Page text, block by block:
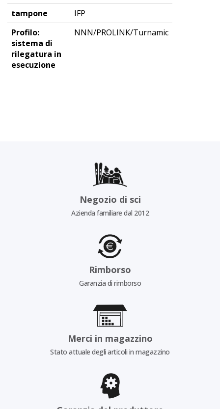
tampone
IFP
Profilo:
sistema di
rilegatura in
esecuzione
NNN/PROLINK/Turnamic
Negozio di sci
Azienda familiare dal 2012
Rimborso
Garanzia di rimborso
Merci in magazzino
Stato attuale degli articoli in magazzino